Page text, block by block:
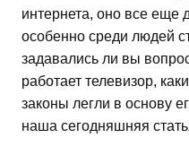
интернета, оно все еще
особенно среди людей
задавались ли вы
работает телевизор,
законы легли в основу
наша сегодняшняя